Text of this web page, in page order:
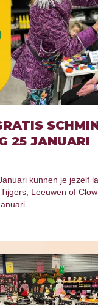
25 JANUARI
kunnen je jezelf
Leeuwen of